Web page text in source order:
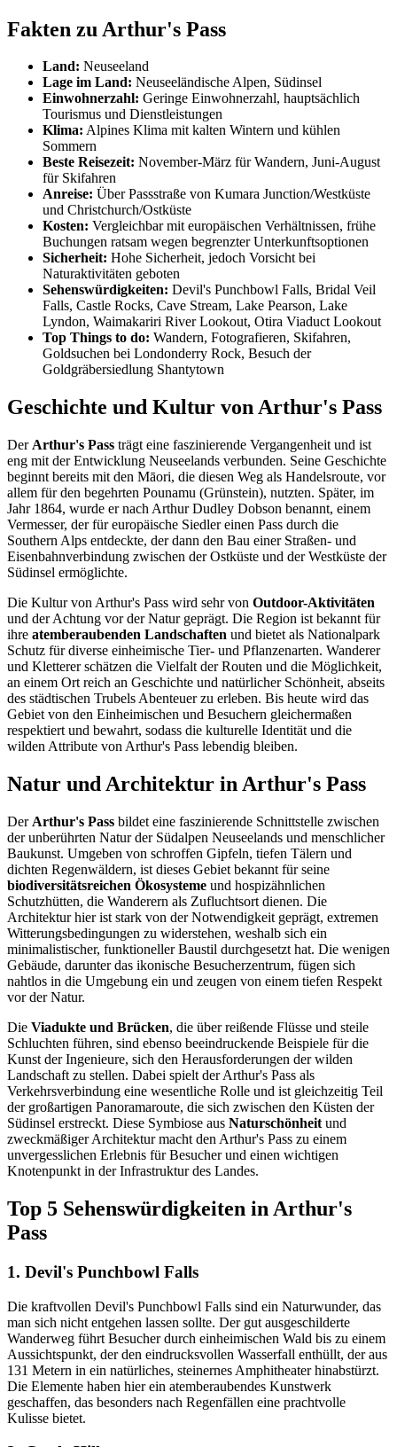
Fakten zu Arthur's Pass
Land: Neuseeland
Lage im Land: Neuseeländische Alpen, Südinsel
Einwohnerzahl: Geringe Einwohnerzahl, hauptsächlich
Tourismus und Dienstleistungen
Klima: Alpines Klima mit kalten Wintern und kühlen
Sommern
Beste Reisezeit: November-März für Wandern, Juni-August
für Skifahren
Anreise: Über Passstraße von Kumara Junction/Westküste
und Christchurch/Ostküste
Kosten: Vergleichbar mit europäischen Verhältnissen, frühe
Buchungen ratsam wegen begrenzter Unterkunftsoptionen
Sicherheit: Hohe Sicherheit, jedoch Vorsicht bei
Naturaktivitäten geboten
Sehenswürdigkeiten: Devil's Punchbowl Falls, Bridal Veil
Falls, Castle Rocks, Cave Stream, Lake Pearson, Lake
Lyndon, Waimakariri River Lookout, Otira Viaduct Lookout
Top Things to do: Wandern, Fotografieren, Skifahren,
Goldsuchen bei Londonderry Rock, Besuch der
Goldgräbersiedlung Shantytown
Geschichte und Kultur von Arthur's Pass
Der Arthur's Pass trägt eine faszinierende Vergangenheit und ist
eng mit der Entwicklung Neuseelands verbunden. Seine Geschichte
beginnt bereits mit den Māori, die diesen Weg als Handelsroute, vor
allem für den begehrten Pounamu (Grünstein), nutzten. Später, im
Jahr 1864, wurde er nach Arthur Dudley Dobson benannt, einem
Vermesser, der für europäische Siedler einen Pass durch die
Southern Alps entdeckte, der dann den Bau einer Straßen- und
Eisenbahnverbindung zwischen der Ostküste und der Westküste der
Südinsel ermöglichte.
Die Kultur von Arthur's Pass wird sehr von Outdoor-Aktivitäten
und der Achtung vor der Natur geprägt. Die Region ist bekannt für
ihre atemberaubenden Landschaften und bietet als Nationalpark
Schutz für diverse einheimische Tier- und Pflanzenarten. Wanderer
und Kletterer schätzen die Vielfalt der Routen und die Möglichkeit,
an einem Ort reich an Geschichte und natürlicher Schönheit, abseits
des städtischen Trubels Abenteuer zu erleben. Bis heute wird das
Gebiet von den Einheimischen und Besuchern gleichermaßen
respektiert und bewahrt, sodass die kulturelle Identität und die
wilden Attribute von Arthur's Pass lebendig bleiben.
Natur und Architektur in Arthur's Pass
Der Arthur's Pass bildet eine faszinierende Schnittstelle zwischen
der unberührten Natur der Südalpen Neuseelands und menschlicher
Baukunst. Umgeben von schroffen Gipfeln, tiefen Tälern und
dichten Regenwäldern, ist dieses Gebiet bekannt für seine
biodiversitätsreichen Ökosysteme und hospizähnlichen
Schutzhütten, die Wanderern als Zufluchtsort dienen. Die
Architektur hier ist stark von der Notwendigkeit geprägt, extremen
Witterungsbedingungen zu widerstehen, weshalb sich ein
minimalistischer, funktioneller Baustil durchgesetzt hat. Die wenigen
Gebäude, darunter das ikonische Besucherzentrum, fügen sich
nahtlos in die Umgebung ein und zeugen von einem tiefen Respekt
vor der Natur.
Die Viadukte und Brücken, die über reißende Flüsse und steile
Schluchten führen, sind ebenso beeindruckende Beispiele für die
Kunst der Ingenieure, sich den Herausforderungen der wilden
Landschaft zu stellen. Dabei spielt der Arthur's Pass als
Verkehrsverbindung eine wesentliche Rolle und ist gleichzeitig Teil
der großartigen Panoramaroute, die sich zwischen den Küsten der
Südinsel erstreckt. Diese Symbiose aus Naturschönheit und
zweckmäßiger Architektur macht den Arthur's Pass zu einem
unvergesslichen Erlebnis für Besucher und einen wichtigen
Knotenpunkt in der Infrastruktur des Landes.
Top 5 Sehenswürdigkeiten in Arthur's
Pass
1. Devil's Punchbowl Falls
Die kraftvollen Devil's Punchbowl Falls sind ein Naturwunder, das
man sich nicht entgehen lassen sollte. Der gut ausgeschilderte
Wanderweg führt Besucher durch einheimischen Wald bis zu einem
Aussichtspunkt, der den eindrucksvollen Wasserfall enthüllt, der aus
131 Metern in ein natürliches, steinernes Amphitheater hinabstürzt.
Die Elemente haben hier ein atemberaubendes Kunstwerk
geschaffen, das besonders nach Regenfällen eine prachtvolle
Kulisse bietet.